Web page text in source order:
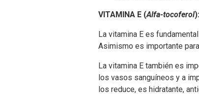
VITAMINA E (Alfa-tocoferol):
La vitamina E es
Asimismo es importante
La vitamina E también es
los vasos sanguíneos y a
los reduce, es hidratante,